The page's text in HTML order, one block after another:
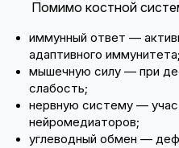
Помимо костной
иммунный ответ —
адаптивного иммунитета;
мышечную силу — при
слабость;
нервную систему —
нейромедиаторов;
углеводный обмен —